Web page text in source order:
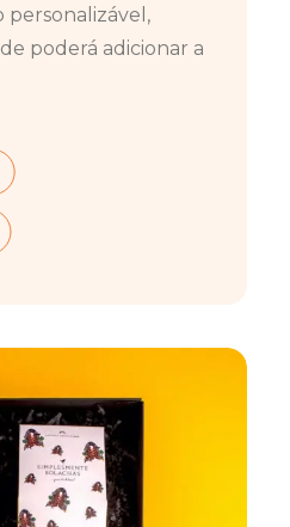
poderá adicionar a